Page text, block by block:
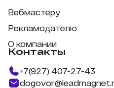
Вебмастеру
Рекламодателю
О компании
Контакты
+7(927) 407-27-43